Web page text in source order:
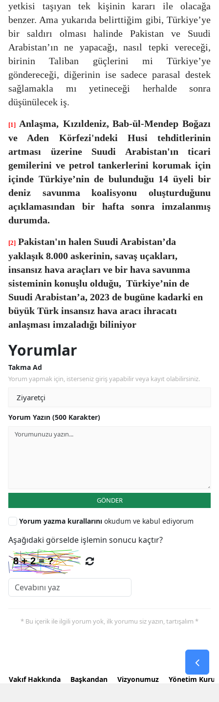
yetkisi taşıyan tek kişinin kararı ile olacağa
benzer. Ama yukarıda belirttiğim gibi, Türkiye’ye
bir saldırı olması halinde Pakistan ve Suudi
Arabistan’ın ne yapacağı, nasıl tepki vereceği,
birinin Taliban güçlerini mi Türkiye’ye
göndereceği, diğerinin ise sadece parasal destek
sağlamakla mı yetineceği herhalde sonra
düşünülecek iş.
[1] Anlaşma, Kızıldeniz, Bab-ül-Mendep Boğazı
ve Aden Körfezi'ndeki Husi tehditlerinin
artması üzerine Suudi Arabistan'ın ticari
gemilerini ve petrol tankerlerini korumak için
içinde Türkiye’nin de bulunduğu 14 üyeli bir
deniz savunma koalisyonu oluşturduğunu
açıklamasından bir hafta sonra imzalanmış
durumda.
[2] Pakistan'ın halen Suudi Arabistan’da
yaklaşık 8.000 askerinin, savaş uçakları,
insansız hava araçları ve bir hava savunma
sisteminin konuşlu olduğu, Türkiye’nin de
Suudi Arabistan’a, 2023 de bugüne kadarki en
büyük Türk insansız hava aracı ihracatı
anlaşması imzaladığı biliniyor
Yorumlar
Takma Ad
Yorum yapmak için, isterseniz giriş yapabilir veya kayıt olabilirsiniz.
Yorum Yazın (500 Karakter)
GÖNDER
Yorum yazma kurallarını okudum ve kabul ediyorum
Aşağıdaki görselde işlemin sonucu kaçtır?
* Bu içerik ile ilgili yorum yok, ilk yorumu siz yazın, tartışalım *
Vakıf Hakkında Başkandan Vizyonumuz Yönetim